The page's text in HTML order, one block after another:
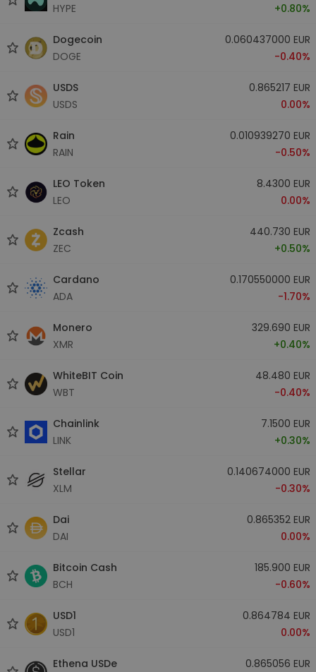
HYPE
+0.80%
Dogecoin
DOGE
0.060437000 EUR
-0.40%
USDS
USDS
0.865217 EUR
0.00%
Rain
RAIN
0.010939270 EUR
-0.50%
LEO Token
LEO
8.4300 EUR
0.00%
Zcash
ZEC
440.730 EUR
+0.50%
Cardano
ADA
0.170550000 EUR
-1.70%
Monero
XMR
329.690 EUR
+0.40%
WhiteBIT Coin
WBT
48.480 EUR
-0.40%
Chainlink
LINK
7.1500 EUR
+0.30%
Stellar
XLM
0.140674000 EUR
-0.30%
Dai
DAI
0.865352 EUR
0.00%
Bitcoin Cash
BCH
185.900 EUR
-0.60%
USD1
USD1
0.864784 EUR
0.00%
Ethena USDe
0.865056 EUR